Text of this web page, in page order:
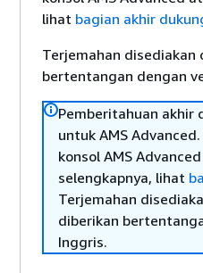
lihat bagian akhir
Terjemahan disediakan
bertentangan dengan
Pemberitahuan akhir
untuk AMS
konsol AMS
selengkapnya, lihat
Terjemahan
diberikan
Inggris.